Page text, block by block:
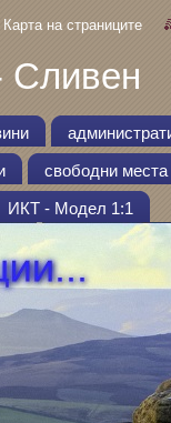
Карта на страниците
Сливен
свободни места
ИКТ - Модел 1:1